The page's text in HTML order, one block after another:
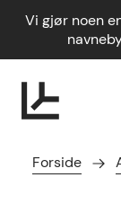
Vi gjør noen
Forside